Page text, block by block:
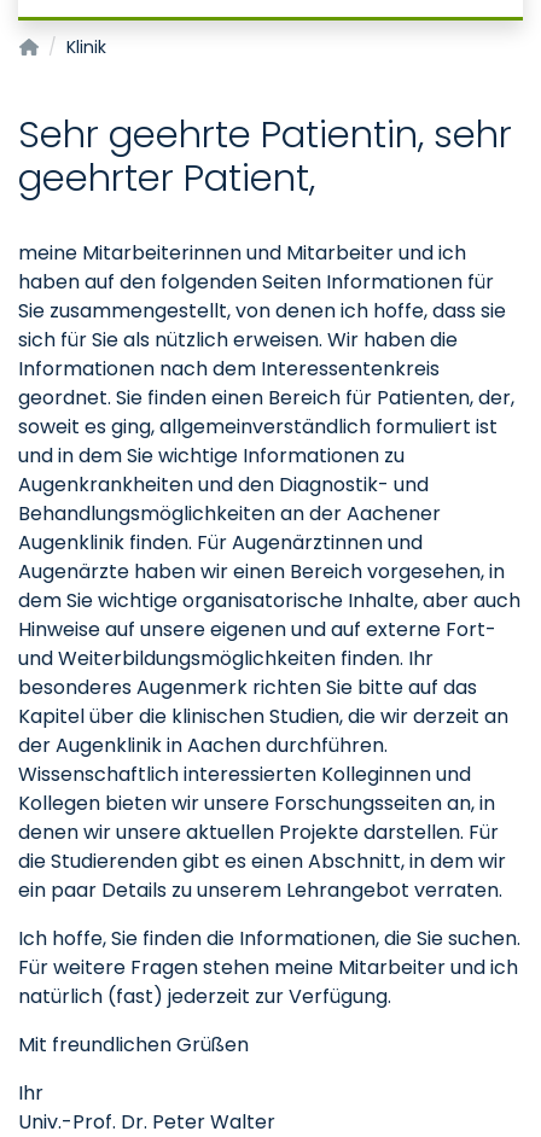
Klinik für Augenheilkunde
Klinik
Sehr geehrte Patientin, sehr
geehrter Patient,
meine Mitarbeiterinnen und Mitarbeiter und ich
haben auf den folgenden Seiten Informationen für
Sie zusammengestellt, von denen ich hoffe, dass sie
sich für Sie als nützlich erweisen. Wir haben die
Informationen nach dem Interessentenkreis
geordnet. Sie finden einen Bereich für Patienten, der,
soweit es ging, allgemeinverständlich formuliert ist
und in dem Sie wichtige Informationen zu
Augenkrankheiten und den Diagnostik- und
Behandlungsmöglichkeiten an der Aachener
Augenklinik finden. Für Augenärztinnen und
Augenärzte haben wir einen Bereich vorgesehen, in
dem Sie wichtige organisatorische Inhalte, aber auch
Hinweise auf unsere eigenen und auf externe Fort-
und Weiterbildungsmöglichkeiten finden. Ihr
besonderes Augenmerk richten Sie bitte auf das
Kapitel über die klinischen Studien, die wir derzeit an
der Augenklinik in Aachen durchführen.
Wissenschaftlich interessierten Kolleginnen und
Kollegen bieten wir unsere Forschungsseiten an, in
denen wir unsere aktuellen Projekte darstellen. Für
die Studierenden gibt es einen Abschnitt, in dem wir
ein paar Details zu unserem Lehrangebot verraten.
Ich hoffe, Sie finden die Informationen, die Sie suchen.
Für weitere Fragen stehen meine Mitarbeiter und ich
natürlich (fast) jederzeit zur Verfügung.
Mit freundlichen Grüßen
Ihr
Univ.-Prof. Dr. Peter Walter